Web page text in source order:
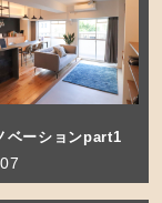
スに重きを置
案します。
ベーションpart1